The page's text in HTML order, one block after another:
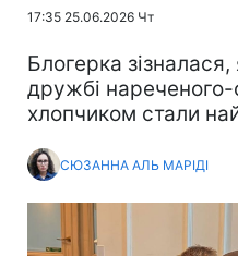
17:35 25.06.2026 Чт
Блогерка
дружбі нареченого-
хлопчиком стали
СЮЗАННА АЛЬ МАРІДІ